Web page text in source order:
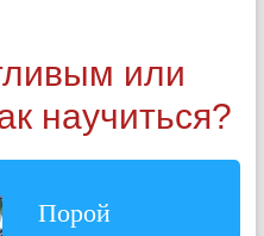
или
научиться?
Порой